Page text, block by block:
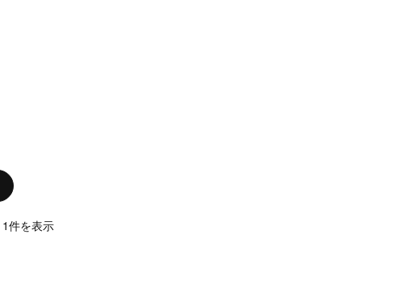
件を表示